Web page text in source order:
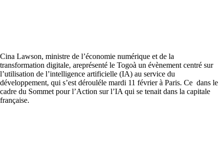
Cina Lawson, ministre de l’économie numérique et de la
transformation digitale, areprésenté le Togoà un évènement centré sur
l’utilisation de l’intelligence artificielle (IA) au service du
développement, qui s’est dérouléle mardi 11 février à Paris. Ce dans le
cadre du Sommet pour l’Action sur l’IA qui se tenait dans la capitale
française.